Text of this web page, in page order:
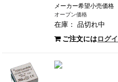
メーカー希望小売価格
オープン価格
在庫：品切れ中
ご注文にはログ